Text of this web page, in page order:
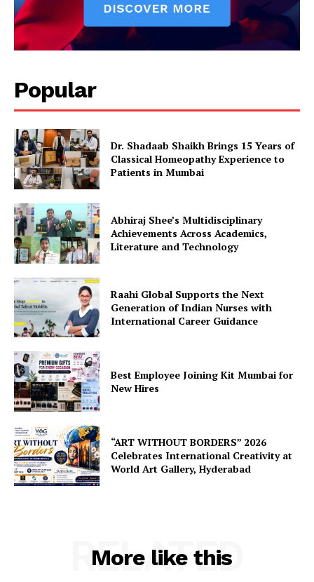
Popular
Dr. Shadaab Shaikh Brings 15 Years of
Classical Homeopathy Experience to
Patients in Mumbai
Abhiraj Shee’s Multidisciplinary
Achievements Across Academics,
Literature and Technology
Raahi Global Supports the Next
Generation of Indian Nurses with
International Career Guidance
Best Employee Joining Kit Mumbai for
New Hires
“ART WITHOUT BORDERS” 2026
Celebrates International Creativity at
World Art Gallery, Hyderabad
More like this
RELATED